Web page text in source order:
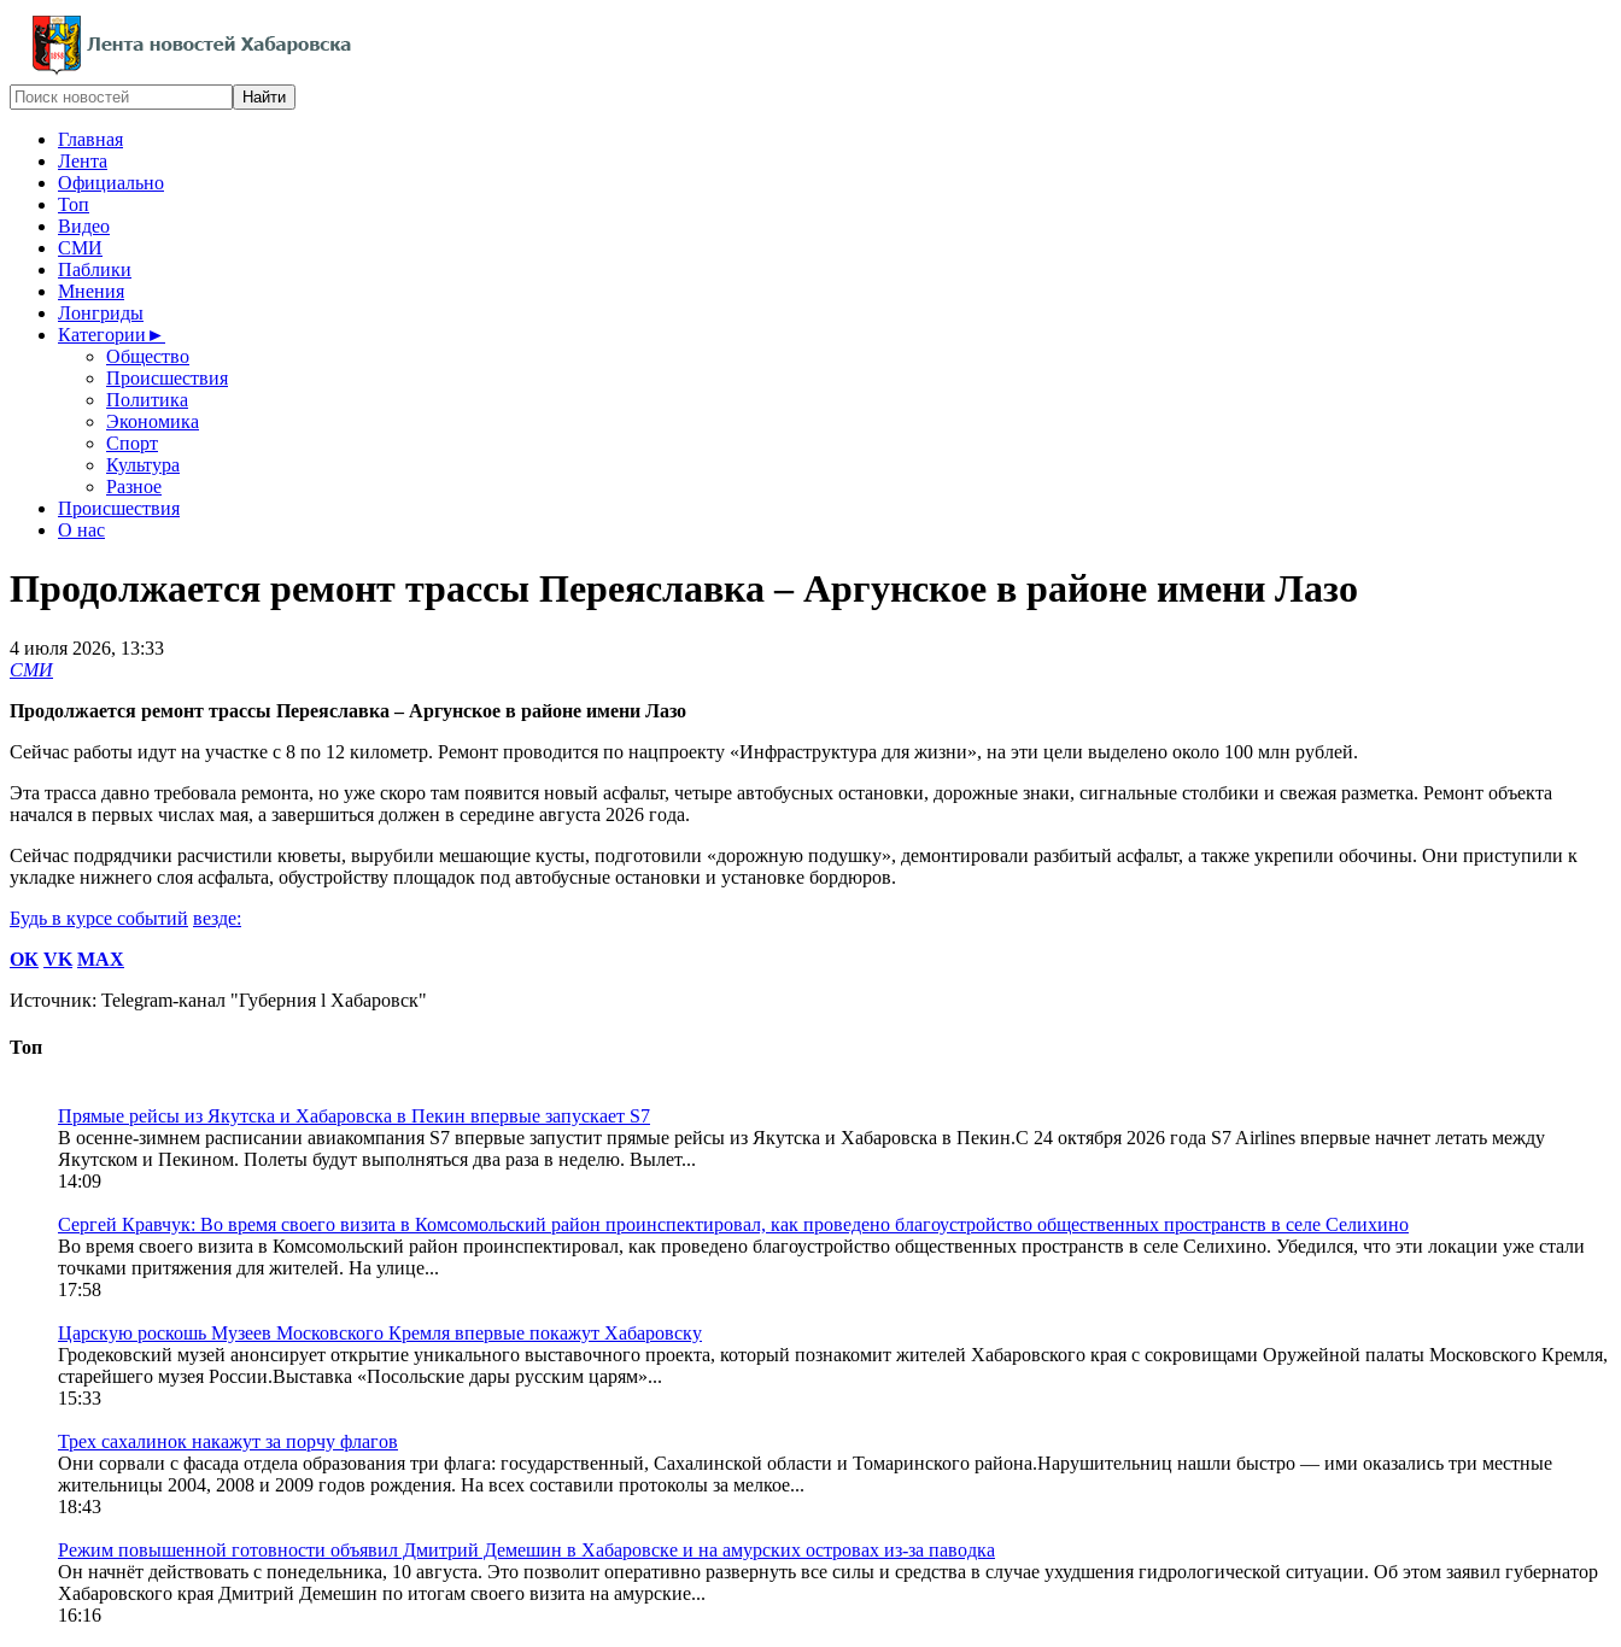
Главная
Лента
Официально
Топ
Видео
СМИ
Паблики
Мнения
Лонгриды
Категории ►
Общество
Происшествия
Политика
Экономика
Спорт
Культура
Разное
Происшествия
О нас
Продолжается ремонт трассы Переяславка – Аргунское в районе имени Лазо
4 июля 2026, 13:33
СМИ
Продолжается ремонт трассы Переяславка – Аргунское в районе имени Лазо
Сейчас работы идут на участке с 8 по 12 километр. Ремонт проводится по нацпроекту «Инфраструктура для жизни», на эти цели выделено около 100 млн рублей.
Эта трасса давно требовала ремонта, но уже скоро там появится новый асфальт, четыре автобусных остановки, дорожные знаки, сигнальные столбики и свежая разметка. Ремонт объекта
начался в первых числах мая, а завершиться должен в середине августа 2026 года.
Сейчас подрядчики расчистили кюветы, вырубили мешающие кусты, подготовили «дорожную подушку», демонтировали разбитый асфальт, а также укрепили обочины. Они приступили к
укладке нижнего слоя асфальта, обустройству площадок под автобусные остановки и установке бордюров.
Будь в курсе событий везде:
ОК VK MAX
Источник: Telegram-канал "Губерния l Хабаровск"
Топ
Прямые рейсы из Якутска и Хабаровска в Пекин впервые запускает S7
В осенне-зимнем расписании авиакомпания S7 впервые запустит прямые рейсы из Якутска и Хабаровска в Пекин.С 24 октября 2026 года S7 Airlines впервые начнет летать между
Якутском и Пекином. Полеты будут выполняться два раза в неделю. Вылет...
14:09
Сергей Кравчук: Во время своего визита в Комсомольский район проинспектировал, как проведено благоустройство общественных пространств в селе Селихино
Во время своего визита в Комсомольский район проинспектировал, как проведено благоустройство общественных пространств в селе Селихино. Убедился, что эти локации уже стали
точками притяжения для жителей. На улице...
17:58
Царскую роскошь Музеев Московского Кремля впервые покажут Хабаровску
Гродековский музей анонсирует открытие уникального выставочного проекта, который познакомит жителей Хабаровского края с сокровищами Оружейной палаты Московского Кремля,
старейшего музея России.Выставка «Посольские дары русским царям»...
15:33
Трех сахалинок накажут за порчу флагов
Они сорвали с фасада отдела образования три флага: государственный, Сахалинской области и Томаринского района.Нарушительниц нашли быстро — ими оказались три местные
жительницы 2004, 2008 и 2009 годов рождения. На всех составили протоколы за мелкое...
18:43
Режим повышенной готовности объявил Дмитрий Демешин в Хабаровске и на амурских островах из-за паводка
Он начнёт действовать с понедельника, 10 августа. Это позволит оперативно развернуть все силы и средства в случае ухудшения гидрологической ситуации. Об этом заявил губернатор
Хабаровского края Дмитрий Демешин по итогам своего визита на амурские...
16:16